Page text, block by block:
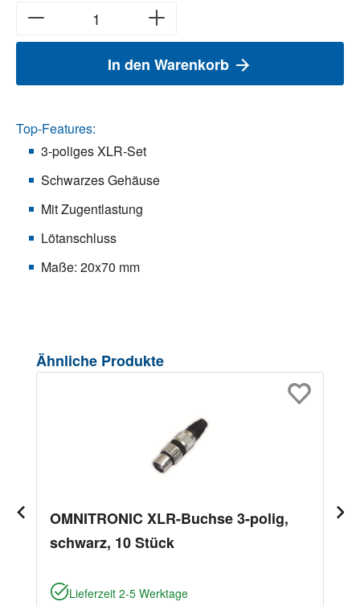
In den Warenkorb
Top-Features:
3-poliges XLR-Set
Schwarzes Gehäuse
Mit Zugentlastung
Lötanschluss
Maße: 20x70 mm
Produktgalerie überspringen
Ähnliche Produkte
OMNITRONIC XLR-Buchse 3-polig,
schwarz, 10 Stück
Lieferzeit 2-5 Werktage